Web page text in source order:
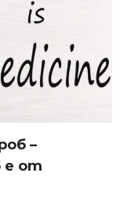
–
е от